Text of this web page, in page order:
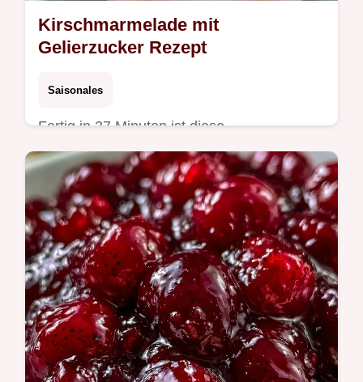
Kirschmarmelade mit
Gelierzucker Rezept
Saisonales
Fertig in 37 Minuten ist diese
Kirschmarmelade ein Sommergenuss. Die
wichtigsten Rezept Details helfen Ihnen
dabei, die richtige Bindung zu erzielen.